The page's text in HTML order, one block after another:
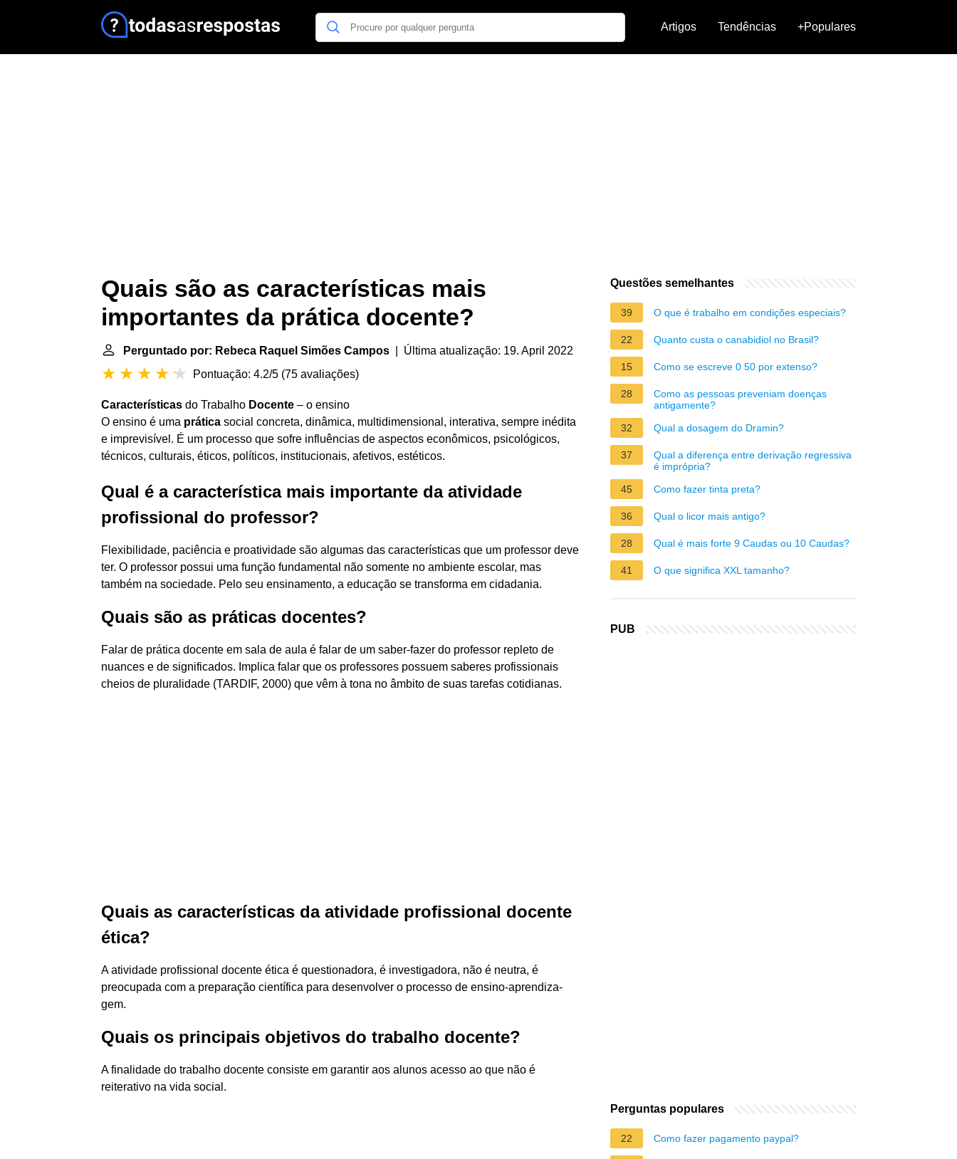
Artigos Tendências +Populares
Quais são as características mais
importantes da prática docente?
Perguntado por: Rebeca Raquel Simões Campos | Última atualização: 19. April 2022
Pontuação: 4.2/5 (75 avaliações)
Características do Trabalho Docente – o ensino
O ensino é uma prática social concreta, dinâmica, multidimensional, interativa, sempre inédita
e imprevisível. É um processo que sofre influências de aspectos econômicos, psicológicos,
técnicos, culturais, éticos, políticos, institucionais, afetivos, estéticos.
Qual é a característica mais importante da atividade
profissional do professor?
Flexibilidade, paciência e proatividade são algumas das características que um professor deve
ter. O professor possui uma função fundamental não somente no ambiente escolar, mas
também na sociedade. Pelo seu ensinamento, a educação se transforma em cidadania.
Quais são as práticas docentes?
Falar de prática docente em sala de aula é falar de um saber-fazer do professor repleto de
nuances e de significados. Implica falar que os professores possuem saberes profissionais
cheios de pluralidade (TARDIF, 2000) que vêm à tona no âmbito de suas tarefas cotidianas.
Quais as características da atividade profissional docente
ética?
A atividade profissional docente ética é questionadora, é investigadora, não é neutra, é
preocupada com a preparação científica para desenvolver o processo de ensino-aprendiza-
gem.
Quais os principais objetivos do trabalho docente?
A finalidade do trabalho docente consiste em garantir aos alunos acesso ao que não é
reiterativo na vida social.
Questões semelhantes
39 O que é trabalho em condições especiais?
22 Quanto custa o canabidiol no Brasil?
15 Como se escreve 0 50 por extenso?
28
Como as pessoas preveniam doenças
antigamente?
32
Qual a dosagem do Dramin?
37
Qual a diferença entre derivação regressiva
é imprópria?
45
Como fazer tinta preta?
36 Qual o licor mais antigo?
28 Qual é mais forte 9 Caudas ou 10 Caudas?
41 O que significa XXL tamanho?
PUB
Perguntas populares
22 Como fazer pagamento paypal?